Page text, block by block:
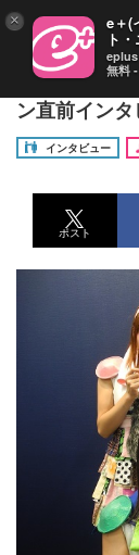
RPG系アイ
ン直前イン
インタビュー
ポスト
× e＋(
ト
無料